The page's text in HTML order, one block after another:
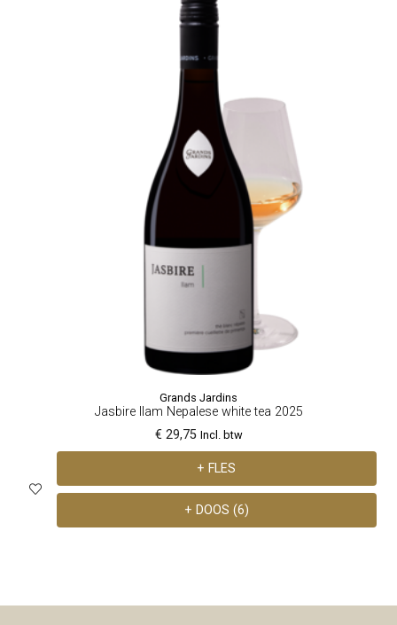
Grands Jardins
Jasbire Ilam Nepalese white tea 2025
€ 29,75 Incl. btw
+ FLES
+ DOOS (6)